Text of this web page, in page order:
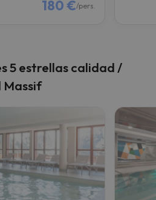
180 €/pers.
5 estrellas calidad /
Massif